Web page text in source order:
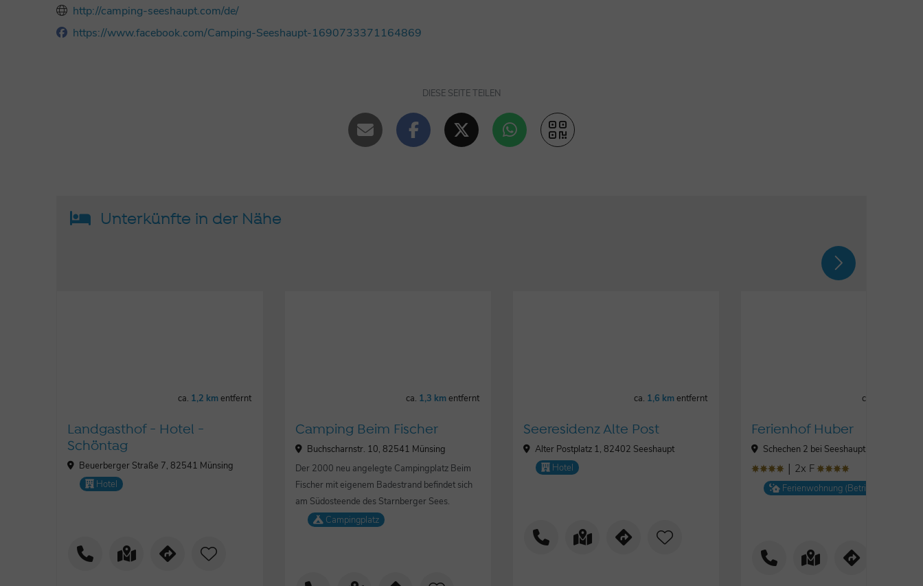
http://camping-seeshaupt.com/de/
https://www.facebook.com/Camping-Seeshaupt-1690733371164869
DIESE SEITE TEILEN
Unterkünfte in der Nähe
ca. 1,2 kmentfernt
Landgasthof - Hotel -
Schöntag
Beuerberger Straße 7, 82541 Münsing
Hotel
ca. 1,3 kmentfernt
Camping Beim Fischer
Buchscharnstr. 10, 82541 Münsing
Der 2000 neu angelegte Campingplatz Beim
Fischer mit eigenem Badestrand befindet sich
am Südosteende des Starnberger Sees.
Campingplatz
ca. 1,6 kmentfernt
Seeresidenz Alte Post
Alter Postplatz 1, 82402 Seeshaupt
Hotel
ca.
Ferienhof Huber
Schechen 2 bei Seeshaupt, 82541
ȚȚȚȚ | 2x F ȚȚȚȚ
Ferienwohnung (Betrieb)